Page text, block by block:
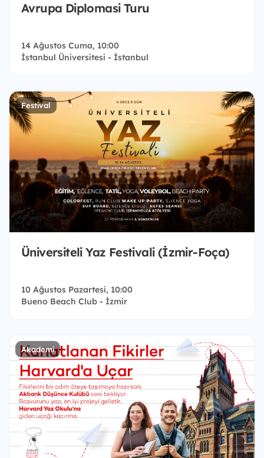
Avrupa Diplomasi Turu
14 Ağustos Cuma, 10:00
İstanbul Üniversitesi - İstanbul
Festival
Üniversiteli Yaz Festivali (İzmir-Foça)
10 Ağustos Pazartesi, 10:00
Bueno Beach Club - İzmir
Akademi